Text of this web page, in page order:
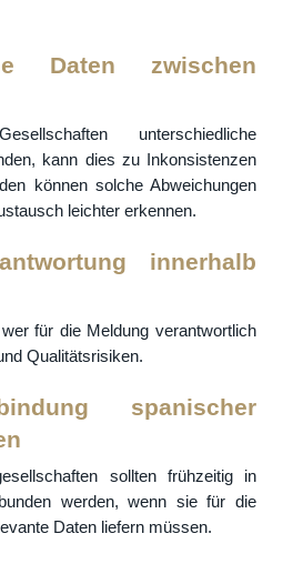
Daten zwischen
unterschiedliche
kann dies zu Inkonsistenzen
können solche Abweichungen
leichter erkennen.
innerhalb
für die Meldung verantwortlich
Qualitätsrisiken.
spanischer
sollten frühzeitig in
werden, wenn sie für die
Daten liefern müssen.